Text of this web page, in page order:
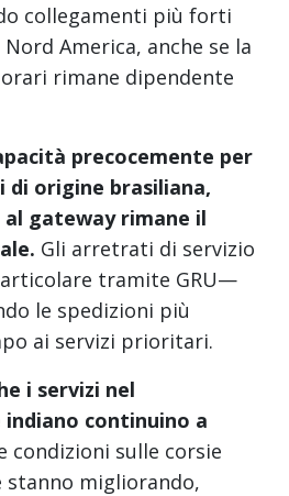
collegamenti più forti
America, anche se la
rimane dipendente
precocemente per
di origine brasiliana,
al gateway rimane il
Gli arretrati di servizio
tramite GRU—
le spedizioni più
ai servizi prioritari.
i servizi nel
continuino a
condizioni sulle corsie
stanno migliorando,